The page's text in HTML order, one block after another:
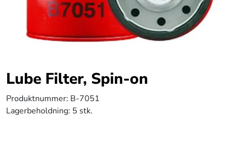
Lube Filter, Spin-on
Produktnummer: B-7051
Lagerbeholdning: 5 stk.